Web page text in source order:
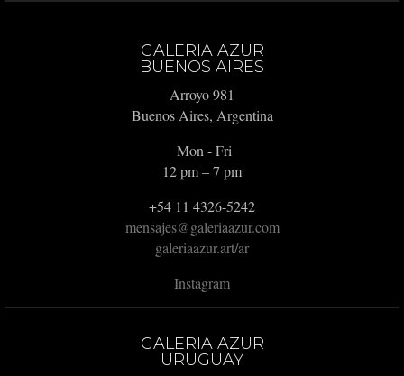
GALERIA AZUR
BUENOS AIRES
Arroyo 981
Buenos Aires, Argentina
Mon - Fri
12 pm – 7 pm
+54 11 4326-5242
mensajes@galeriaazur.com
galeriaazur.art/ar
Instagram
GALERIA AZUR
URUGUAY